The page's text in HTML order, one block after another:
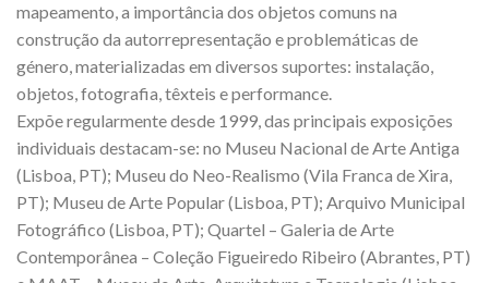
mapeamento, a importância dos objetos comuns na
construção da autorrepresentação e problemáticas de
género, materializadas em diversos suportes: instalação,
objetos, fotografia, têxteis e performance.
Expõe regularmente desde 1999, das principais exposições
individuais destacam-se: no Museu Nacional de Arte Antiga
(Lisboa, PT); Museu do Neo-Realismo (Vila Franca de Xira,
PT); Museu de Arte Popular (Lisboa, PT); Arquivo Municipal
Fotográfico (Lisboa, PT); Quartel – Galeria de Arte
Contemporânea – Coleção Figueiredo Ribeiro (Abrantes, PT)